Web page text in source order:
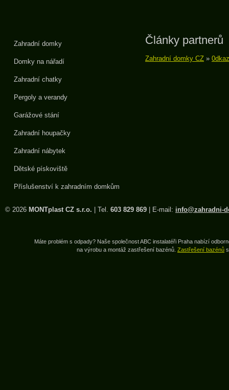
Články partnerů
Zahradní domky CZ »
Zahradní domky
Domky na nářadí
Zahradní chatky
Pergoly a verandy
Garážové stání
Zahradní houpačky
Zahradní nábytek
Dětské pískoviště
Příslušenství k zahradním domkům
© 2026 MONTplast CZ s.r.o. | Tel. 603 829 869 | E-mail: info@zahradni-
Máte problém s odpady? Naše společnost ABC instalatéři Praha nabízí
na výrobu a montáž zastřešení bazénů. Zastřešení bazénů